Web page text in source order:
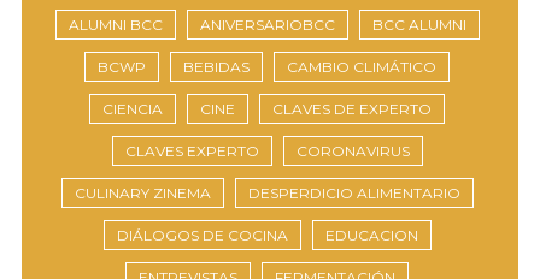
ALUMNI BCC ANIVERSARIOBCC BCC ALUMNI
BCWP BEBIDAS CAMBIO CLIMÁTICO
CIENCIA CINE CLAVES DE EXPERTO
CLAVES EXPERTO CORONAVIRUS
CULINARY ZINEMA DESPERDICIO ALIMENTARIO
DIÁLOGOS DE COCINA EDUCACION